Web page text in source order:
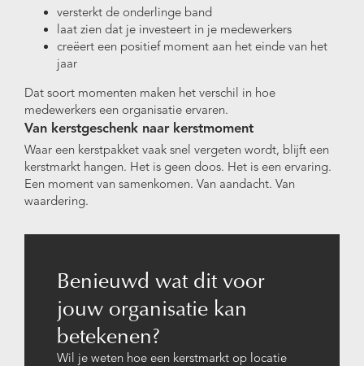
versterkt de onderlinge band
laat zien dat je investeert in je medewerkers
creëert een positief moment aan het einde van het
jaar
Dat soort momenten maken het verschil in hoe
medewerkers een organisatie ervaren.
Van kerstgeschenk naar kerstmoment
Waar een kerstpakket vaak snel vergeten wordt, blijft een
kerstmarkt hangen. Het is geen doos. Het is een ervaring.
Een moment van samenkomen. Van aandacht. Van
waardering.
Benieuwd wat dit voor
jouw organisatie kan
betekenen?
Wil je weten hoe een kerstmarkt op locatie